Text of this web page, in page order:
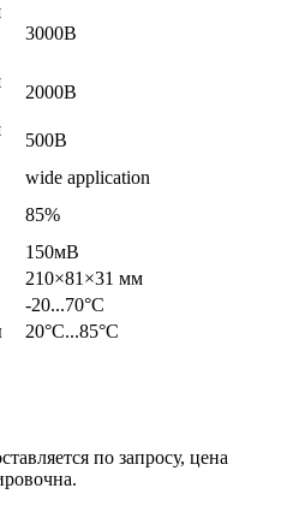
3000В
2000В
500В
wide application
85%
150мВ
210×81×31 мм
-20...70°С
20°С...85°С
по запросу, цена